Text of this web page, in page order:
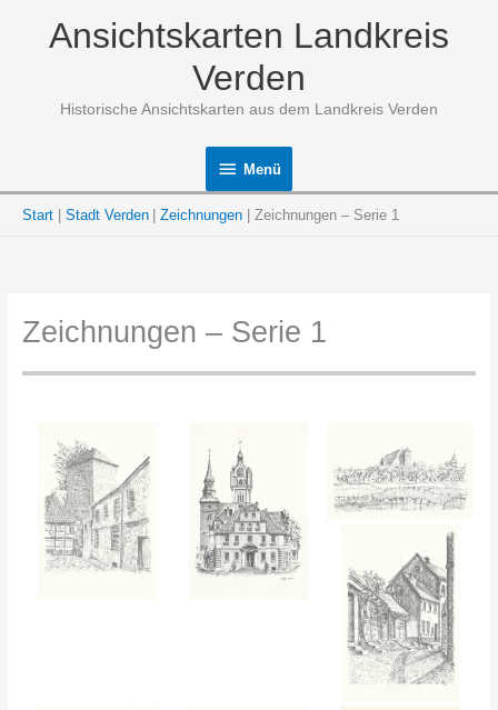
Ansichtskarten Landkreis
Verden
Historische Ansichtskarten aus dem Landkreis Verden
Menü
Menü
Start Stadt Verden Zeichnungen Zeichnungen – Serie 1
Zeichnungen – Serie 1